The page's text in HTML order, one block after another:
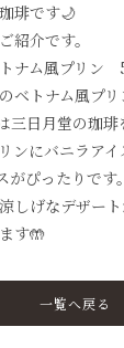
琲です🌙
紹介です。
ナム風プリン
ベトナム風プ
三日月堂の珈
ンにバニラア
がぴったりです。
しげなデザー
す🤲
一覧へ戻る